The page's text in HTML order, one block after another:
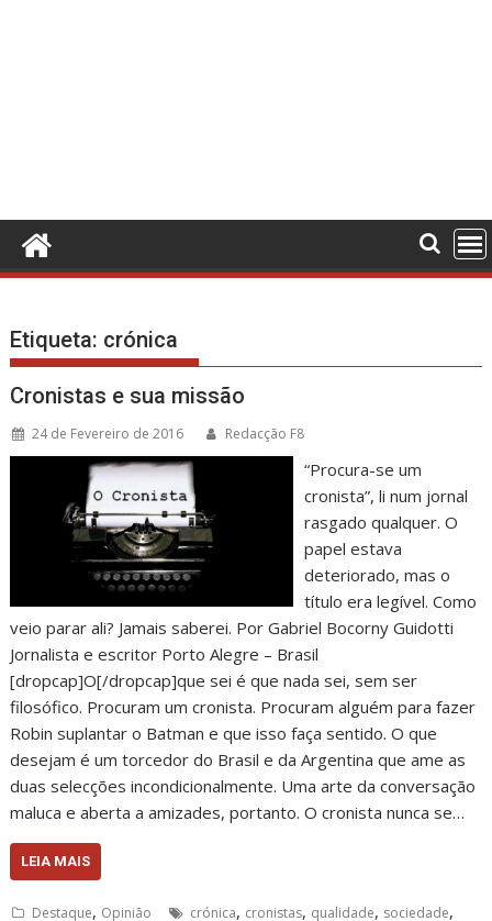
Etiqueta: crónica
Cronistas e sua missão
24 de Fevereiro de 2016 Redacção F8
“Procura-se um
cronista”, li num jornal
rasgado qualquer. O
papel estava
deteriorado, mas o
título era legível. Como
veio parar ali? Jamais saberei. Por Gabriel Bocorny Guidotti
Jornalista e escritor Porto Alegre – Brasil
[dropcap]O[/dropcap]que sei é que nada sei, sem ser
filosófico. Procuram um cronista. Procuram alguém para fazer
Robin suplantar o Batman e que isso faça sentido. O que
desejam é um torcedor do Brasil e da Argentina que ame as
duas selecções incondicionalmente. Uma arte da conversação
maluca e aberta a amizades, portanto. O cronista nunca se…
LEIA MAIS
Destaque, Opinião crónica, cronistas, qualidade, sociedade,